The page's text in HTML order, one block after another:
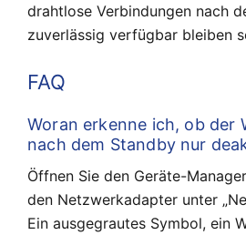
drahtlose Verbindungen nach
zuverlässig verfügbar bleiben
FAQ
Woran erkenne ich, ob der
nach dem Standby nur
Öffnen Sie den Geräte-
den Netzwerkadapter unter
Ein ausgegrautes Symbol, ein